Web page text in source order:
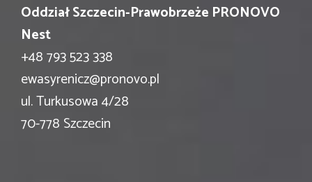
Oddział Szczecin-Prawobrzeże PRONOVO
Nest
+48 793 523 338
ewasyrenicz@pronovo.pl
ul. Turkusowa 4/28
70-778 Szczecin